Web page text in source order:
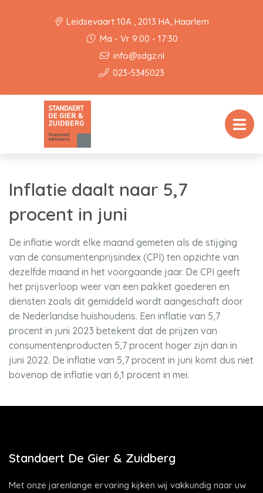
Leidsevaart 10A , 2013 HA, Haarlem
Ma - Vr 9:00 - 17:30
info@sdgz.nl
023-5345023
Inflatie daalt naar 5,7
procent in juni
De inflatie wordt elke maand gemeten als de stijging
van de consumentenprijsindex (CPI) ten opzichte van
dezelfde maand in het voorgaande jaar. De CPI geeft
het prijsverloop weer van een pakket goederen en
diensten zoals dit gemiddeld wordt aangeschaft door
de Nederlandse huishoudens. Een inflatie van 5,7
procent in juni 2023 betekent dat de prijzen van
consumentenproducten 5,7 procent hoger zijn dan in
juni 2022. De inflatie van 5,7 procent in juni komt dus niet
bovenop de inflatie van 6,1 procent in mei.
Standaert De Gier & Zuidberg
Met onze jarenlange ervaring kijken wij vakkundig naar uw